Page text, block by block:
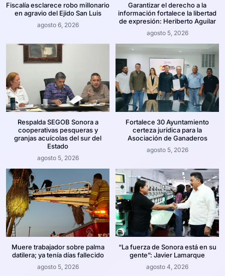
Fiscalía esclarece robo millonario
en agravio del Ejido San Luis
agosto 6, 2026
Garantizar el derecho a la
información fortalece la libertad
de expresión: Heriberto Aguilar
agosto 5, 2026
Respalda SEGOB Sonora a
cooperativas pesqueras y
granjas acuícolas del sur del
Estado
agosto 5, 2026
Fortalece 30 Ayuntamiento
certeza jurídica para la
Asociación de Ganaderos
agosto 5, 2026
Muere trabajador sobre palma
datilera; ya tenía días fallecido
agosto 5, 2026
“La fuerza de Sonora está en su
gente”: Javier Lamarque
agosto 4, 2026